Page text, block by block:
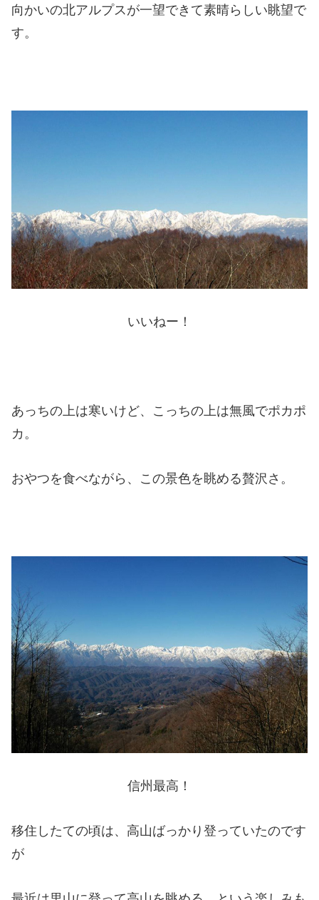
向かいの北アルプスが一望できて素晴らしい眺望で
す。
いいねー！
あっちの上は寒いけど、こっちの上は無風でポカポ
カ。
おやつを食べながら、この景色を眺める贅沢さ。
信州最高！
移住したての頃は、高山ばっかり登っていたのです
が